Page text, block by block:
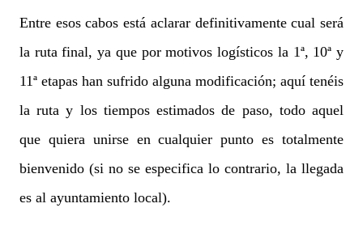
Entre esos cabos está aclarar definitivamente cual será
la ruta final, ya que por motivos logísticos la 1ª, 10ª y
11ª etapas han sufrido alguna modificación; aquí tenéis
la ruta y los tiempos estimados de paso, todo aquel
que quiera unirse en cualquier punto es totalmente
bienvenido (si no se especifica lo contrario, la llegada
es al ayuntamiento local).